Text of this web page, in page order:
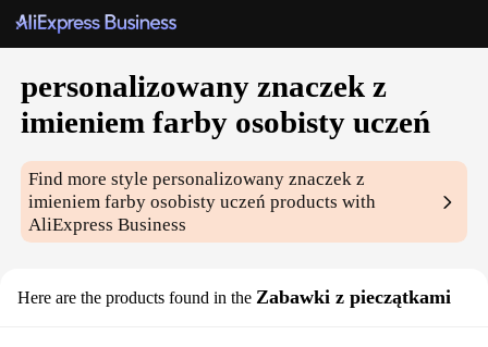
personalizowany znaczek z
imieniem farby osobisty uczeń
Find more stylepersonalizowany znaczek z
imieniem farby osobisty uczeń products with
AliExpress Business
Here are the products found in the Zabawki z pieczątkami